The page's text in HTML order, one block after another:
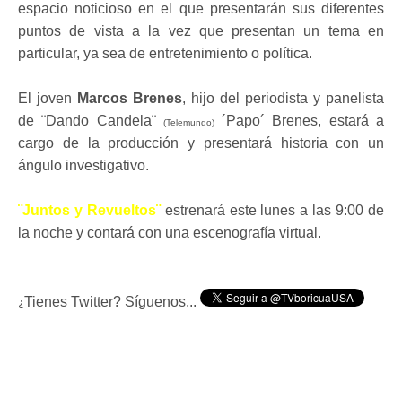
espacio noticioso en el que presentarán sus diferentes
puntos de vista a la vez que presentan un tema en
particular, ya sea de entretenimiento o política.
El joven Marcos Brenes, hijo del periodista y panelista
de ¨Dando Candela¨
(Telemundo)´Papo´ Brenes, estará a
cargo de la producción y presentará historia con un
ángulo investigativo.
¨Juntos y Revueltos¨estrenará este lunes a las 9:00 de
la noche y contará con una escenografía virtual.
¿Tienes Twitter? Síguenos...